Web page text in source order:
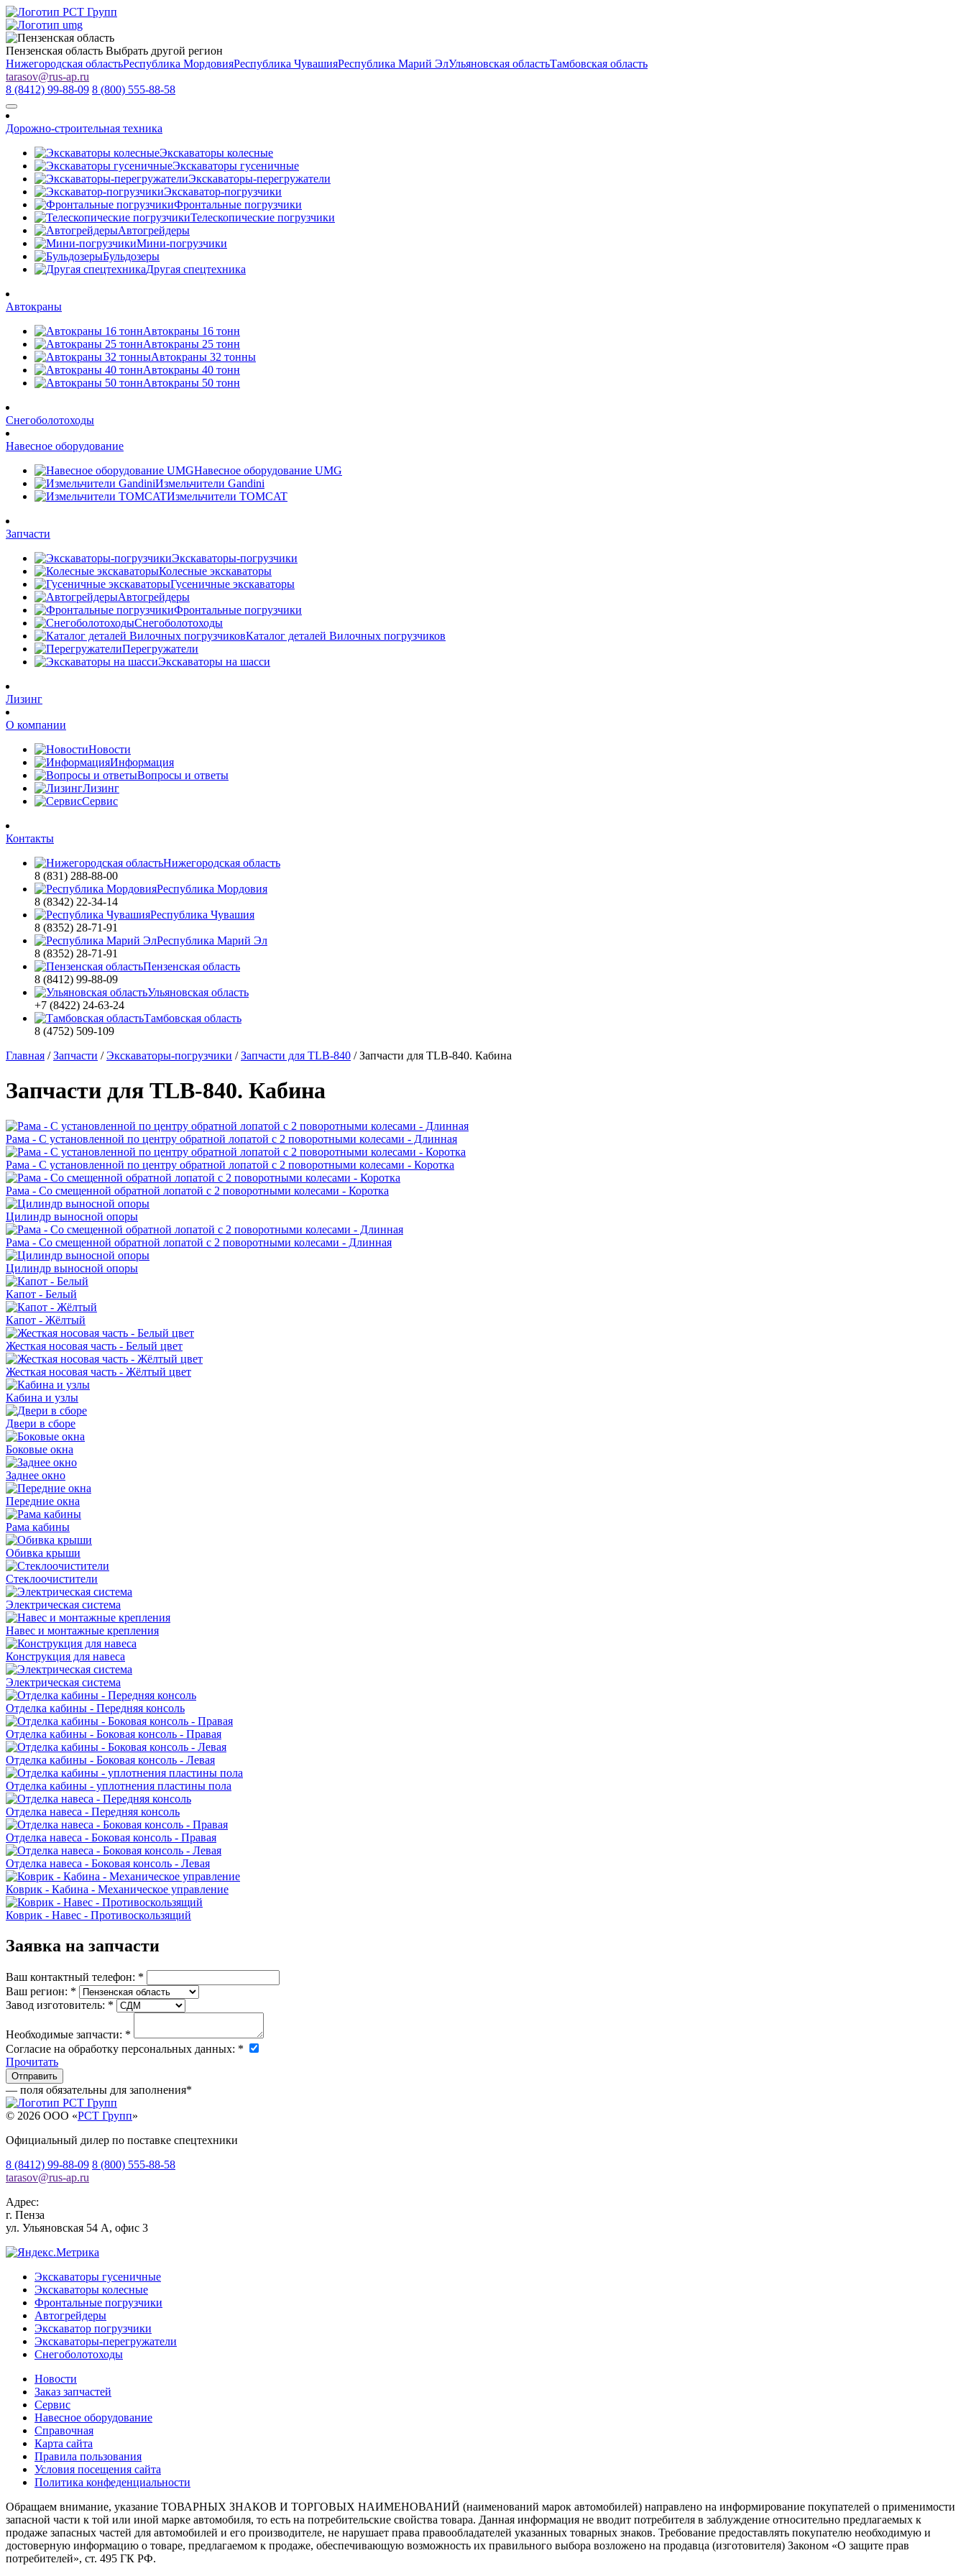
Пензенская область Выбрать другой регион
Нижегородская областьРеспублика МордовияРеспублика ЧувашияРеспублика Марий ЭлУльяновская областьТамбовская область
tarasov@rus-ap.ru
8 (8412) 99-88-09 8 (800) 555-88-58
Дорожно-строительная техника
Экскаваторы колесные
Экскаваторы гусеничные
Экскаваторы-перегружатели
Экскаватор-погрузчики
Фронтальные погрузчики
Телескопические погрузчики
Автогрейдеры
Мини-погрузчики
Бульдозеры
Другая спецтехника
Автокраны
Автокраны 16 тонн
Автокраны 25 тонн
Автокраны 32 тонны
Автокраны 40 тонн
Автокраны 50 тонн
Снегоболотоходы
Навесное оборудование
Навесное оборудование UMG
Измельчители Gandini
Измельчители TOMCAT
Запчасти
Экскаваторы-погрузчики
Колесные экскаваторы
Гусеничные экскаваторы
Автогрейдеры
Фронтальные погрузчики
Снегоболотоходы
Каталог деталей Вилочных погрузчиков
Перегружатели
Экскаваторы на шасси
Лизинг
О компании
Новости
Информация
Вопросы и ответы
Лизинг
Сервис
Контакты
Нижегородская область
8 (831) 288-88-00
Республика Мордовия
8 (8342) 22-34-14
Республика Чувашия
8 (8352) 28-71-91
Республика Марий Эл
8 (8352) 28-71-91
Пензенская область
8 (8412) 99-88-09
Ульяновская область
+7 (8422) 24-63-24
Тамбовская область
8 (4752) 509-109
Главная /Запчасти /Экскаваторы-погрузчики /Запчасти для TLB-840 /Запчасти для TLB-840. Кабина
Запчасти для TLB-840. Кабина
Рама - С установленной по центру обратной лопатой с 2 поворотными колесами - Длинная
Рама - С установленной по центру обратной лопатой с 2 поворотными колесами - Коротка
Рама - Со смещенной обратной лопатой с 2 поворотными колесами - Коротка
Цилиндр выносной опоры
Рама - Со смещенной обратной лопатой с 2 поворотными колесами - Длинная
Цилиндр выносной опоры
Капот - Белый
Капот - Жёлтый
Жесткая носовая часть - Белый цвет
Жесткая носовая часть - Жёлтый цвет
Кабина и узлы
Двери в сборе
Боковые окна
Заднее окно
Передние окна
Рама кабины
Обивка крыши
Стеклоочистители
Электрическая система
Навес и монтажные крепления
Конструкция для навеса
Электрическая система
Отделка кабины - Передняя консоль
Отделка кабины - Боковая консоль - Правая
Отделка кабины - Боковая консоль - Левая
Отделка кабины - уплотнения пластины пола
Отделка навеса - Передняя консоль
Отделка навеса - Боковая консоль - Правая
Отделка навеса - Боковая консоль - Левая
Коврик - Кабина - Механическое управление
Коврик - Навес - Противоскользящий
Заявка на запчасти
Ваш контактный телефон: *
Ваш регион: *
Завод изготовитель: *
Необходимые запчасти: *
Согласие на обработку персональных данных: *
Прочитать
— поля обязательны для заполнения*
© 2026 OOO «РСТ Групп»
Официальный дилер по поставке спецтехники
8 (8412) 99-88-09 8 (800) 555-88-58
tarasov@rus-ap.ru
Адрес:
г. Пенза
ул. Ульяновская 54 А, офис 3
Экскаваторы гусеничные
Экскаваторы колесные
Фронтальные погрузчики
Автогрейдеры
Экскаватор погрузчики
Экскаваторы-перегружатели
Снегоболотоходы
Новости
Заказ запчастей
Сервис
Навесное оборудование
Справочная
Карта сайта
Правила пользования
Условия посещения сайта
Политика конфеденциальности
Обращаем внимание, указание ТОВАРНЫХ ЗНАКОВ И ТОРГОВЫХ НАИМЕНОВАНИЙ (наименований марок автомобилей) направлено на информирование покупателей о применимости
запасной части к той или иной марке автомобиля, то есть на потребительские свойства товара. Данная информация не вводит потребителя в заблуждение относительно предлагаемых к
продаже запасных частей для автомобилей и его производителе, не нарушает права правообладателей указанных товарных знаков. Требование предоставлять покупателю необходимую и
достоверную информацию о товаре, предлагаемом к продаже, обеспечивающую возможность их правильного выбора возложено на продавца (изготовителя) Законом «О защите прав
потребителей», ст. 495 ГК РФ.